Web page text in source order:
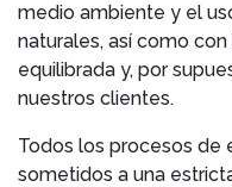
medio ambiente y el
naturales, así como
equilibrada y, por
nuestros clientes.
Todos los procesos de
sometidos a una